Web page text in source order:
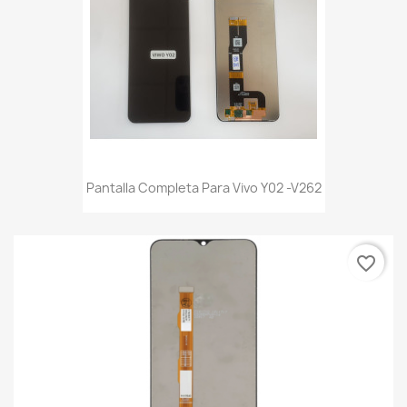
Pantalla Completa Para Vivo Y02 -V262
favorite_border